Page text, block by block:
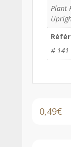
Plant
# 141
0,49€